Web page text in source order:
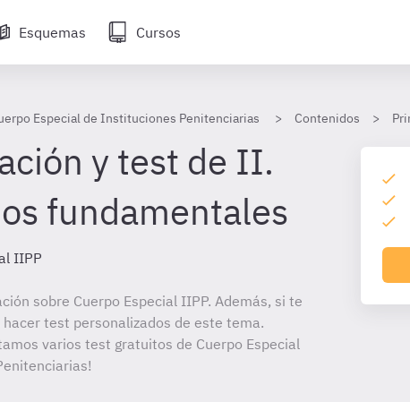
Esquemas Cursos
Especial de Instituciones Penitenciarias Contenidos
y test de II.
fundamentales
IIPP
sobre Cuerpo Especial IIPP. Además, si te
test personalizados de este tema.
varios test gratuitos de Cuerpo Especial